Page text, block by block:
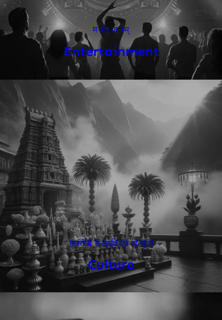
मनोरंजनम्
Entertainment
भारतीय संस्कृति एवं संस्कृत
Culture